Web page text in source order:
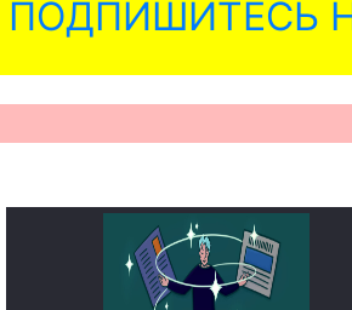
ПОДПИШИТЕСЬ